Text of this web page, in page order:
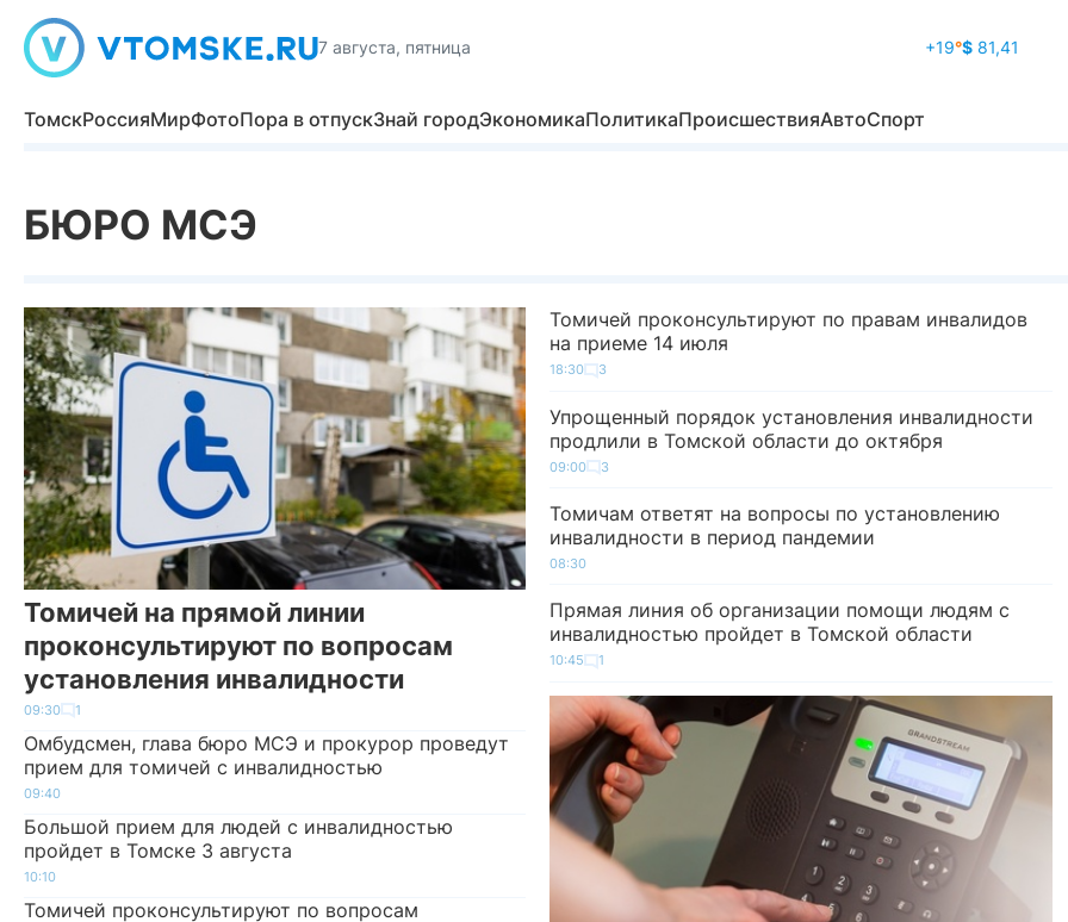
7 августа, пятница +19°$81,41
ТомскРоссияМирФотоПора в отпускЗнай городЭкономикаПолитикаПроисшествияАвтоСпорт
БЮРО МСЭ
Томичей на прямой линии
проконсультируют по вопросам
установления инвалидности
09:30 1
Омбудсмен, глава бюро МСЭ и прокурор проведут
прием для томичей с инвалидностью
09:40
Большой прием для людей с инвалидностью
пройдет в Томске 3 августа
10:10
Томичей проконсультируют по вопросам
Томичей проконсультируют по правам инвалидов
на приеме 14 июля
18:30 3
Упрощенный порядок установления инвалидности
продлили в Томской области до октября
09:00 3
Томичам ответят на вопросы по установлению
инвалидности в период пандемии
08:30
Прямая линия об организации помощи людям с
инвалидностью пройдет в Томской области
10:45 1